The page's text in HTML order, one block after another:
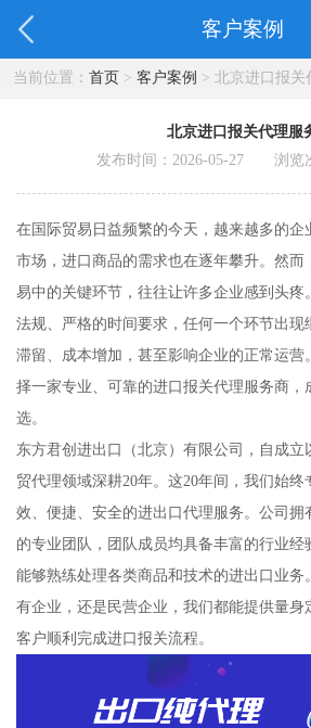
客户案例
当前位置： 首页> 客户案例 > 北京进口报关
北京进口报关代理服
发布时间：2026-05-27 浏览
在国际贸易日益频繁的今天，越来越多的企
市场，进口商品的需求也在逐年攀升。然而
易中的关键环节，往往让许多企业感到头疼
法规、严格的时间要求，任何一个环节出现
滞留、成本增加，甚至影响企业的正常运营
择一家专业、可靠的进口报关代理服务商，
选。
东方君创进出口（北京）有限公司，自成立
贸代理领域深耕20年。这20年间，我们始终
效、便捷、安全的进出口代理服务。公司拥
的专业团队，团队成员均具备丰富的行业经
能够熟练处理各类商品和技术的进出口业务
有企业，还是民营企业，我们都能提供量身
客户顺利完成进口报关流程。